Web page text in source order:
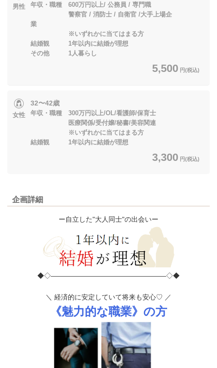
男性
年収・職種 600万円以上/ 公務員 / 専門職
警察官 / 消防士 / 自衛官 /大手上場企
業
※いずれかに当てはまる方
結婚観 1年以内に結婚が理想
その他 1人暮らし
5,500 円(税込)
女性
32〜42歳
年収・職種 300万円以上/OL/看護師/保育士
医療関係/受付嬢/秘書/美容関連
※いずれかに当てはまる方
結婚観 1年以内に結婚が理想
3,300 円(税込)
企画詳細
ー自立した"大人同士"の出会いー
◆◇―――――――――――――――――◇◆
＼ 経済的に安定していて将来も安心♡ ／
《魅力的な職業》の方